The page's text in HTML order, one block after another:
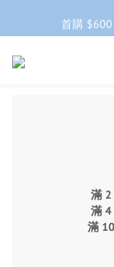
首購 $600
首購會員
滿
滿
滿